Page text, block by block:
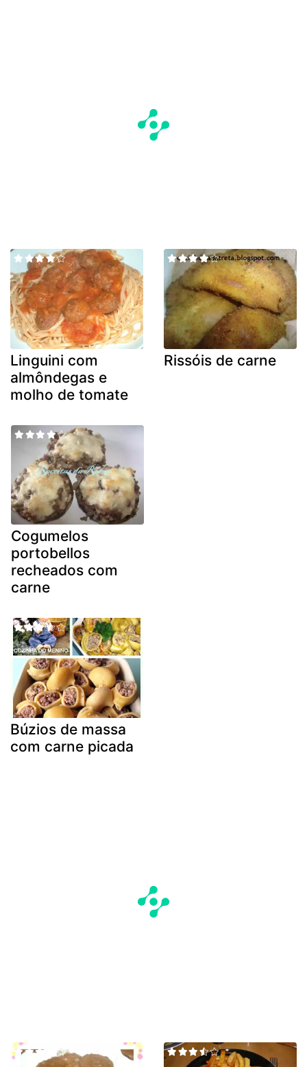
Linguini com
almôndegas e
molho de tomate
Rissóis de carne
Cogumelos
portobellos
recheados com
carne
Búzios de massa
com carne picada